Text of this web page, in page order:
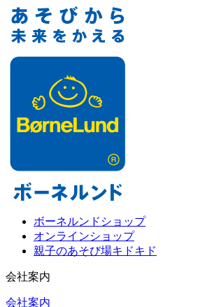
ボーネルンドショップ
オンラインショップ
親子のあそび場キドキド
会社案内
会社案内